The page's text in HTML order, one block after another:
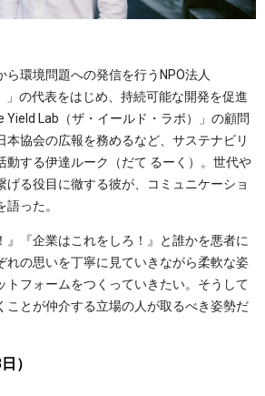
ら環境問題への発信を行うNPO法人
」の代表をはじめ、持続可能な開発を促進
Yield Lab（ザ・イールド・ラボ）」の顧問
本協会の広報を務めるなど、サステナビリ
動する伊達ルーク（だて るーく）。世代や
げる役目に徹する彼が、コミュニケーショ
った。
』『企業はこれをしろ！』と誰かを悪者に
れの思いを丁寧に見ていきながら柔軟な姿
トフォームをつくっていきたい。そうして
ことが仲介する立場の人が取るべき姿勢だ
）